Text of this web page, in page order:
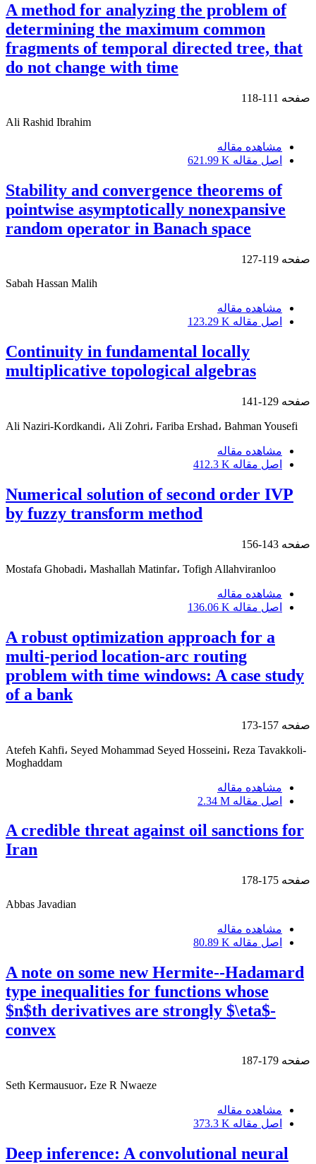
A method for analyzing the problem of
determining the maximum common
fragments of temporal directed tree, that
do not change with time
صفحه 111-118
Ali Rashid Ibrahim
مشاهده مقاله
اصل مقاله 621.99 K
Stability and convergence theorems of
pointwise asymptotically nonexpansive
random operator in Banach space
صفحه 119-127
Sabah Hassan Malih
مشاهده مقاله
اصل مقاله 123.29 K
Continuity in fundamental locally
multiplicative topological algebras
صفحه 129-141
Ali Naziri-Kordkandi، Ali Zohri، Fariba Ershad، Bahman Yousefi
مشاهده مقاله
اصل مقاله 412.3 K
Numerical solution of second order IVP
by fuzzy transform method
صفحه 143-156
Mostafa Ghobadi، Mashallah Matinfar، Tofigh Allahviranloo
مشاهده مقاله
اصل مقاله 136.06 K
A robust optimization approach for a
multi-period location-arc routing
problem with time windows: A case study
of a bank
صفحه 157-173
Atefeh Kahfi، Seyed Mohammad Seyed Hosseini، Reza Tavakkoli-
Moghaddam
مشاهده مقاله
اصل مقاله 2.34 M
A credible threat against oil sanctions for
Iran
صفحه 175-178
Abbas Javadian
مشاهده مقاله
اصل مقاله 80.89 K
A note on some new Hermite--Hadamard
type inequalities for functions whose
$n$th derivatives are strongly $\eta$-
convex
صفحه 179-187
Seth Kermausuor، Eze R Nwaeze
مشاهده مقاله
اصل مقاله 373.3 K
Deep inference: A convolutional neural